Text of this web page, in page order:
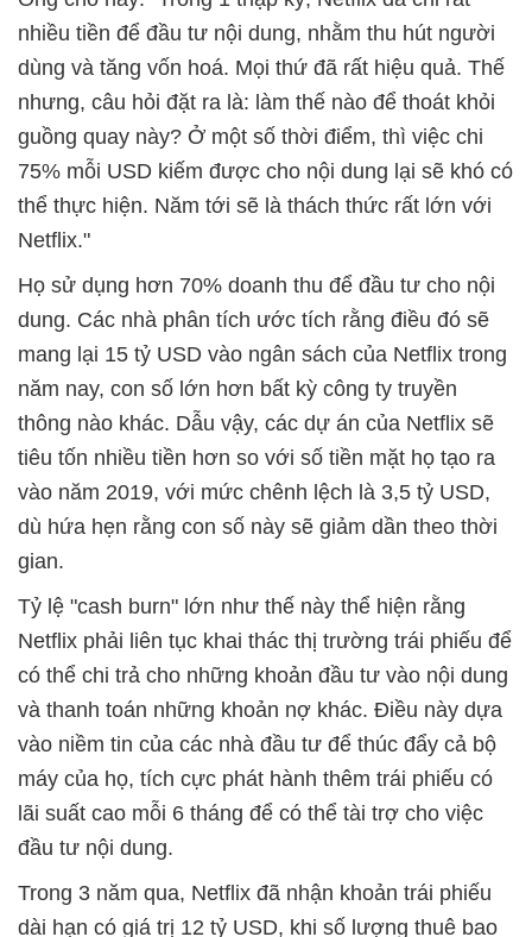
nhiều tiền để đầu tư nội dung, nhằm thu hút người
dùng và tăng vốn hoá. Mọi thứ đã rất hiệu quả. Thế
nhưng, câu hỏi đặt ra là: làm thế nào để thoát khỏi
guồng quay này? Ở một số thời điểm, thì việc chi
75% mỗi USD kiếm được cho nội dung lại sẽ khó có
thể thực hiện. Năm tới sẽ là thách thức rất lớn với
Netflix."
Họ sử dụng hơn 70% doanh thu để đầu tư cho nội
dung. Các nhà phân tích ước tích rằng điều đó sẽ
mang lại 15 tỷ USD vào ngân sách của Netflix trong
năm nay, con số lớn hơn bất kỳ công ty truyền
thông nào khác. Dẫu vậy, các dự án của Netflix sẽ
tiêu tốn nhiều tiền hơn so với số tiền mặt họ tạo ra
vào năm 2019, với mức chênh lệch là 3,5 tỷ USD,
dù hứa hẹn rằng con số này sẽ giảm dần theo thời
gian.
Tỷ lệ "cash burn" lớn như thế này thể hiện rằng
Netflix phải liên tục khai thác thị trường trái phiếu để
có thể chi trả cho những khoản đầu tư vào nội dung
và thanh toán những khoản nợ khác. Điều này dựa
vào niềm tin của các nhà đầu tư để thúc đẩy cả bộ
máy của họ, tích cực phát hành thêm trái phiếu có
lãi suất cao mỗi 6 tháng để có thể tài trợ cho việc
đầu tư nội dung.
Trong 3 năm qua, Netflix đã nhận khoản trái phiếu
dài hạn có giá trị 12 tỷ USD, khi số lượng thuê bao